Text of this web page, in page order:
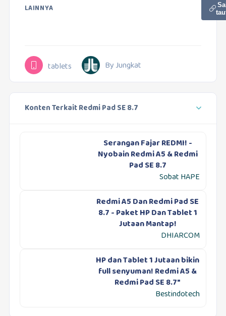
LAINNYA
tablets By Jungkat
Konten Terkait Redmi Pad SE 8.7
Serangan Fajar REDMI! -
Nyobain Redmi A5 & Redmi
Pad SE 8.7
Sobat HAPE
Redmi A5 Dan Redmi Pad SE
8.7 - Paket HP Dan Tablet 1
Jutaan Mantap!
DHIARCOM
HP dan Tablet 1 Jutaan bikin
full senyuman! Redmi A5 &
Redmi Pad SE 8.7"
Bestindotech